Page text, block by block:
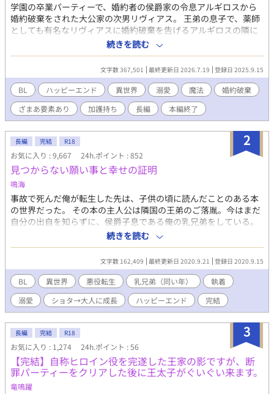
学園の卒業パーティーで、婚約者の侯爵家の令息アルギロスから
婚約破棄をされた大公家の次男リヴィアス。 王弟の息子で、薬師
としても有名なリヴィアスに婚約破棄を告げるアルギロスの隣に
は男爵家の令嬢モノリスがいた。 そのモノリスと共にアルギロス
は、リヴィアスが作った流行り病を治す薬を、本当に作ったのは
モノリスだと宣言する。 モノリスの嘘を信じ、断罪しようとする
アルギロスにリヴィアスは疲れてしまった。 「……もう、無理。
このままだと心が死ぬ」 そう感じたリヴィアスは婚約破棄を受け
入れ、一緒に参加していた兄と共にパーティー会場を後にした。
それからすぐに、王家の親戚の婚約を破棄した上に、嘘を宣言し
た侯爵家の令息と男爵家の令嬢は他の貴族や国民達から非難轟々
となるが、そんなことなど知らずに領地でリヴィアスは傷心を忘
れようと薬作りに勤しんでいた。 婚約破棄を聞きつけた隣国に住
む従兄弟が「傷心を癒やすために、しばらくウチに来る？」と軽
く誘われ、静養と称して隣国に行くことになったリヴィアス。 家
族や隣国で出会った優しい人達に心が癒やされ、今後は婚約せず
に、薬師として生きることを考え始める。 隣国で出会った人達の
中で、とても優しい人に徐々に惹かれていくが、その相手は王太
子で、重たい溺愛が待っていた。 ※リヴィアス視点寄りの三人称
視点です。時々、他のキャラクターの視点になります。 ご都合主
義な形ですが、男女どちらも結婚、妊娠が可能な世界です。 キリ
の良いところまでは毎日更新→キリの良いところまで行ったら毎
週更新に切り替わり予定です。 カクヨムさんやなろうさんでは別
作品を投稿していますが、アルファポリスさんでは初投稿な上
に、初めて書くジャンルです。 重たい溺愛と書いてますが、あま
り性描写はないと思われます(キスはあると思いますが……念の
為、R15にさせて頂きます) 何分、初めてのジャンルなので、お手
柔らかに、生暖かい目で読んで頂けると嬉しいです。 宜しくお願
い致します！
続きを読む
文字数 367,501 最終更新日 2026.7.19 登録日 2025.9.15
BL ハッピーエンド 異世界 溺愛 魔法
婚約破棄
ざまあ要素あり
加護持ち 長編 本編終了
2
長編 完結 R18
お気に入り : 9,667 24h.ポイント : 852
見つからない願い事と幸せの証明
鳴海
事故で死んだ俺が転生した先は、子供の頃に読んだことのある本
の世界だった。 その本の主人公は隣国の王弟のご落胤。今はまだ
自分の出自を知らずに、侯爵子息である俺の乳兄弟をしている。
そんな主人公のことを平民のくせにスペックが高くて生意気だと
嫌い、イジメる悪役が俺だった！ もちろん、前世を思い出した俺
はイジメなんてしない。 いつの日か主人公が隣国の王位につくそ
の日まで、俺は応援し続けるつもりです！ ※本編終了後の「Side
カイル」に変態がでますし、死ネタも有ります。
続きを読む
文字数 162,409 最終更新日 2020.9.21 登録日 2020.9.15
BL 異世界 悪役転生 乳兄弟（同い年）
執着
溺愛
ショタ→大人に成長 ハッピーエンド 完結
3
長編 完結 R18
お気に入り : 1,274 24h.ポイント : 56
【完結】自称ヒロイン役を完遂した王家の影ですが、断
罪パーティーをクリアした後に王太子がぐいぐい来ます。
竜鳴躍